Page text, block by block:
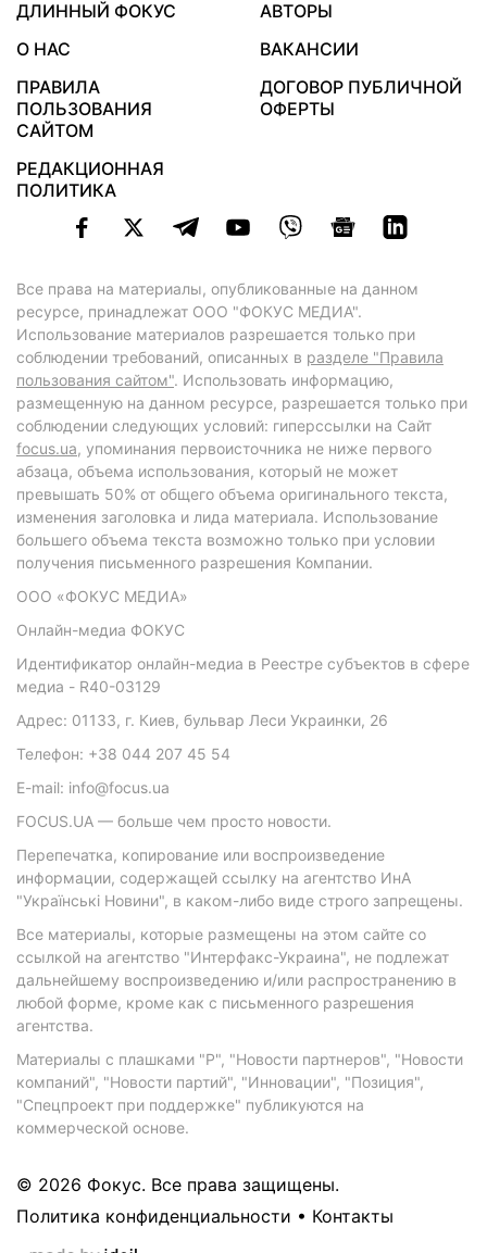
ДЛИННЫЙ ФОКУС
АВТОРЫ
О НАС
ВАКАНСИИ
ПРАВИЛА
ПОЛЬЗОВАНИЯ
САЙТОМ
ДОГОВОР ПУБЛИЧНОЙ
ОФЕРТЫ
РЕДАКЦИОННАЯ
ПОЛИТИКА
Все права на материалы, опубликованные на данном
ресурсе, принадлежат ООО "ФОКУС МЕДИА".
Использование материалов разрешается только при
соблюдении требований, описанных в разделе "Правила
пользования сайтом". Использовать информацию,
размещенную на данном ресурсе, разрешается только при
соблюдении следующих условий: гиперссылки на Сайт
focus.ua, упоминания первоисточника не ниже первого
абзаца, объема использования, который не может
превышать 50% от общего объема оригинального текста,
изменения заголовка и лида материала. Использование
большего объема текста возможно только при условии
получения письменного разрешения Компании.
ООО «ФОКУС МЕДИА»
Онлайн-медиа ФОКУС
Идентификатор онлайн-медиа в Реестре субъектов в сфере
медиа - R40-03129
Адрес: 01133, г. Киев, бульвар Леси Украинки, 26
Телефон: +38 044 207 45 54
E-mail: info@focus.ua
FOCUS.UA — больше чем просто новости.
Перепечатка, копирование или воспроизведение
информации, содержащей ссылку на агентство ИнА
"Українські Новини", в каком-либо виде строго запрещены.
Все материалы, которые размещены на этом сайте со
ссылкой на агентство "Интерфакс-Украина", не подлежат
дальнейшему воспроизведению и/или распространению в
любой форме, кроме как с письменного разрешения
агентства.
Материалы с плашками "Р", "Новости партнеров", "Новости
компаний", "Новости партий", "Инновации", "Позиция",
"Спецпроект при поддержке" публикуются на
коммерческой основе.
© 2026 Фокус. Все права защищены.
Политика конфиденциальности • Контакты